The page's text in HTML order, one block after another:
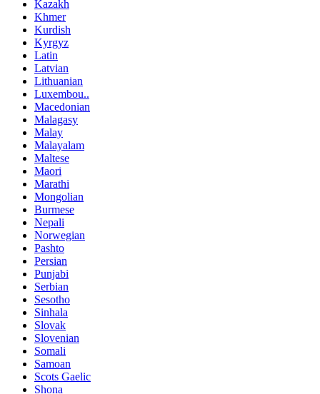
Kazakh
Khmer
Kurdish
Kyrgyz
Latin
Latvian
Lithuanian
Luxembou..
Macedonian
Malagasy
Malay
Malayalam
Maltese
Maori
Marathi
Mongolian
Burmese
Nepali
Norwegian
Pashto
Persian
Punjabi
Serbian
Sesotho
Sinhala
Slovak
Slovenian
Somali
Samoan
Scots Gaelic
Shona